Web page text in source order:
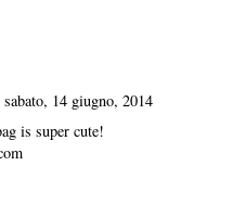
sabato, 14 giugno, 2014
is super cute!